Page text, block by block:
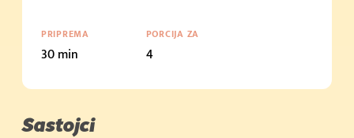
PRIPREMA
30 min
PORCIJA ZA
4
Sastojci